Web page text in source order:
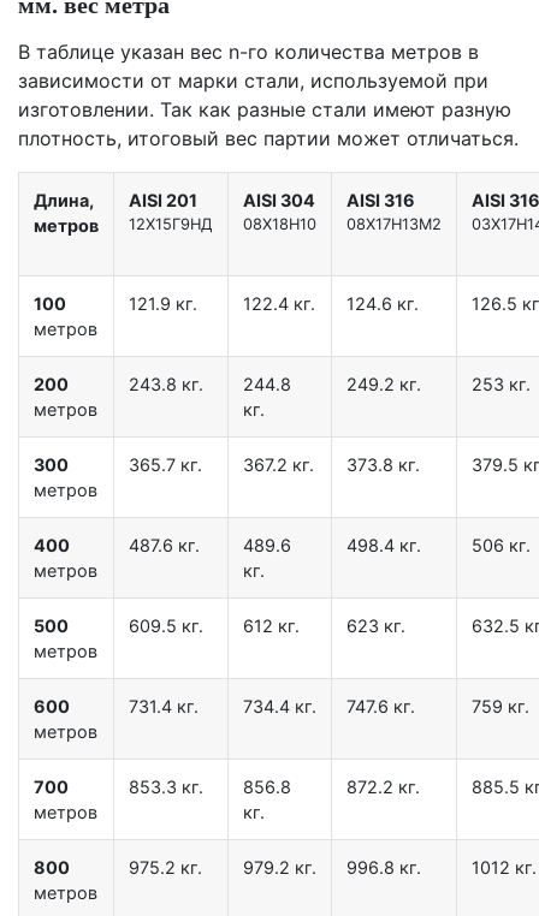
В таблице указан вес n-го количества метров в
зависимости от марки стали, используемой при
изготовлении. Так как разные стали имеют разную
плотность, итоговый вес партии может отличаться.
Длина,
метров
AISI 201
12X15Г9НД
AISI 304
08Х18Н10
AISI 316
08Х17Н13М2
AISI
100
метров
121.9 кг. 122.4 кг. 124.6 кг. 126.5
200
метров
243.8 кг.
244.8
кг.
249.2 кг. 253 кг.
300
метров
365.7 кг. 367.2 кг. 373.8 кг. 379.5
400
метров
487.6 кг.
489.6
кг.
498.4 кг. 506 кг.
500
метров
609.5 кг. 612 кг. 623 кг. 632.5
600
метров
731.4 кг. 734.4 кг. 747.6 кг. 759 кг.
700
метров
853.3 кг.
856.8
кг.
872.2 кг. 885.5
800
метров
975.2 кг. 979.2 кг. 996.8 кг. 1012 кг.